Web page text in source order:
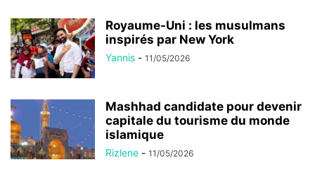
Royaume-Uni : les musulmans
inspirés par New York
Yannis - 11/05/2026
Mashhad candidate pour devenir
capitale du tourisme du monde
islamique
Rizlene - 11/05/2026